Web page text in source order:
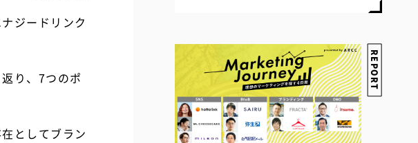
ジードリンク
り、7つのポ
としてブラン
REPORT